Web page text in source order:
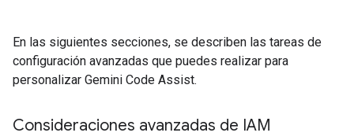
En las siguientes secciones, se describen las tareas de
configuración avanzadas que puedes realizar para
personalizar Gemini Code Assist.
Consideraciones avanzadas de IAM